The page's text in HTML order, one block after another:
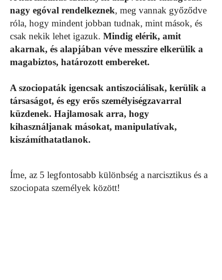
nagy egóval rendelkeznek, meg vannak győződve
róla, hogy mindent jobban tudnak, mint mások, és
csak nekik lehet igazuk. Mindig elérik, amit
akarnak, és alapjában véve messzire elkerülik a
magabiztos, határozott embereket.
A szociopaták igencsak antiszociálisak, kerülik a
társaságot, és egy erős személyiségzavarral
küzdenek. Hajlamosak arra, hogy
kihasználjanak másokat, manipulatívak,
kiszámíthatatlanok.
Íme, az 5 legfontosabb különbség a narcisztikus és a
szociopata személyek között!